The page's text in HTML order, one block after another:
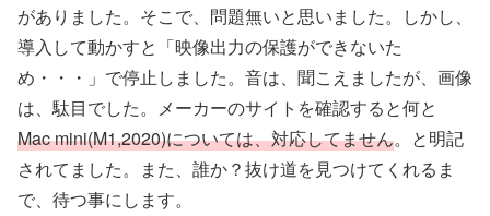
がありました。そこで、問題無いと思いました。しかし、
導入して動かすと「映像出力の保護ができないた
め・・・」で停止しました。音は、聞こえましたが、画像
は、駄目でした。メーカーのサイトを確認すると何と
Mac mini(M1,2020)については、対応してません。と明記
されてました。また、誰か？抜け道を見つけてくれるま
で、待つ事にします。